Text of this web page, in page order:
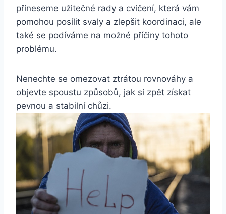
přineseme užitečné rady a cvičení, která vám
pomohou posílit svaly a zlepšit koordinaci, ale
také se podíváme na možné příčiny tohoto
problému.
Nenechte se omezovat ztrátou rovnováhy a
objevte spoustu způsobů, jak si zpět získat
pevnou a stabilní chůzi.